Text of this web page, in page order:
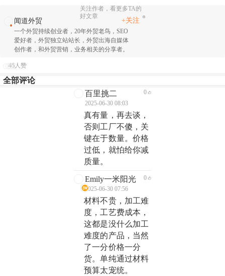
关注作者，看更多TA的
好文章
闻道外贸
一个外贸持续创业者，20年外贸老鸟，SEO
爱好者，外贸独立站站长，外贸出海自媒体
创作者，和外贸营销，业务相关的分享者。
+关注
46人赞
全部评论
百里挑二
2025-06-30 08:03
0
真有量，再去谈，
否则工厂不傻，关
键在于数量。价格
过低，就怕给你减
质量。
Emily一米阳光
2025-06-30 07:56
0
材料不贵，加工难
度，工艺费成本，
这都是没什么加工
难度的产品，当然
了一分价格一分
货。单纯通过材料
预算太宠统。